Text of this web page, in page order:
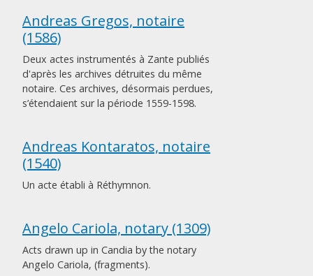
Andreas Gregos, notaire
(1586)
Deux actes instrumentés à Zante publiés
d'après les archives détruites du même
notaire. Ces archives, désormais perdues,
s’étendaient sur la période 1559-1598.
Andreas Kontaratos, notaire
(1540)
Un acte établi à Réthymnon.
Angelo Cariola, notary (1309)
Acts drawn up in Candia by the notary
Angelo Cariola, (fragments).